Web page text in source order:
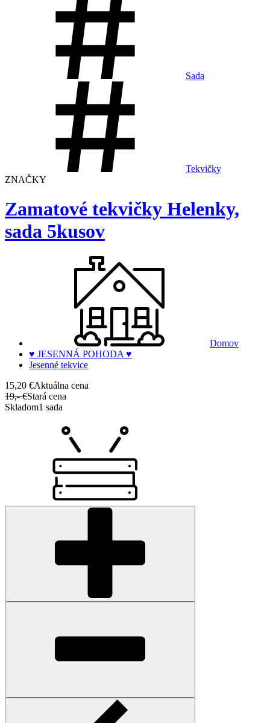
Sada
Tekvičky
ZNAČKY
Zamatové tekvičky Helenky,
sada 5kusov
Domov
♥ JESENNÁ POHODA ♥
Jesenné tekvice
15,20 €Aktuálna cena
19,- €Stará cena
Skladom1 sada